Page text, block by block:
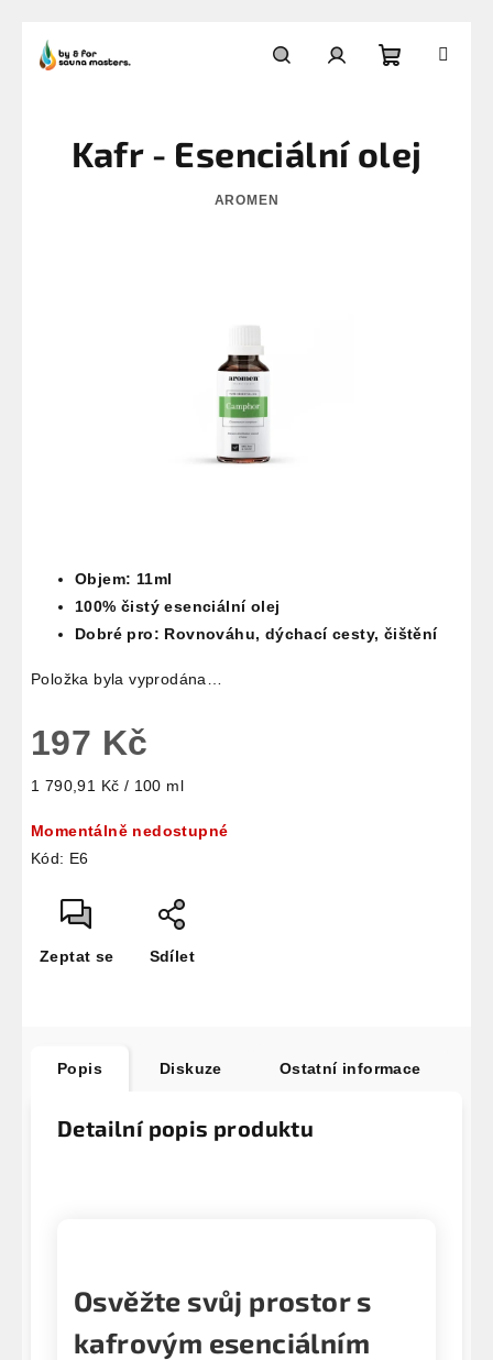
košík
Objem: 11ml
100% čistý esenciální olej
Dobré pro: Rovnováhu, dýchací cesty, čištění
Položka byla vyprodána…
197 Kč
Měrná
1 790,91 Kč / 100 ml
Momentálně nedostupné
Kód: E6
Zeptat se Sdílet
Kafr - Esenciální olej
AROMEN
Popis Diskuze Ostatní informace
Detailní popis produktu
Osvěžte svůj prostor s
kafrovým esenciálním